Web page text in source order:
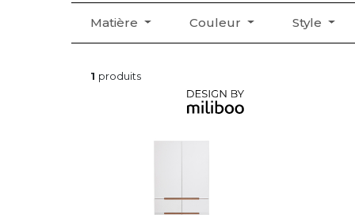
Matière Couleur Style
1 produits